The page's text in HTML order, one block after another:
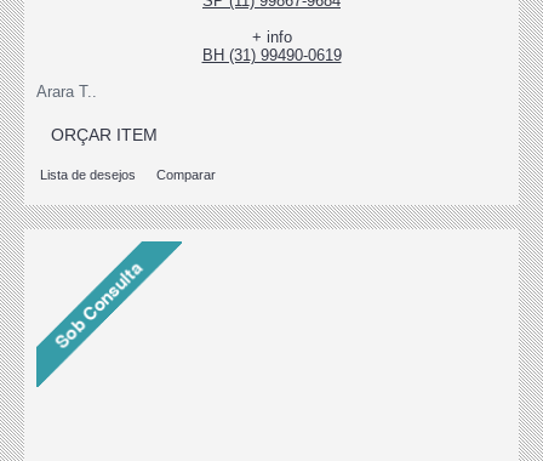
+ info
BH (31) 99490-0619
Arara T..
ORÇAR ITEM
Lista de desejos Comparar